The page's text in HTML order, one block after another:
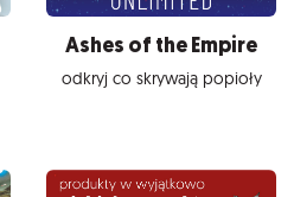
Ashes of the Empire
odkryj co skrywają popioły